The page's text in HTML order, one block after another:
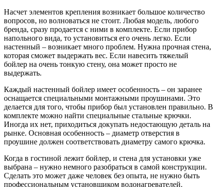
Насчет элементов крепления возникает большое количество
вопросов, но волноваться не стоит. Любая модель, любого
бренда, сразу продается с ними в комплекте. Если прибор
напольного вида, то установиться его очень легко. Если
настенный – возникает много проблем. Нужна прочная стена,
которая сможет выдержать вес. Если навесить тяжелый
бойлер на очень тонкую стену, она может просто не
выдержать.
Каждый настенный бойлер имеет особенность – он заранее
оснащается специальными монтажными проушинами. Это
делается для того, чтобы прибор был установлен правильно. В
комплекте можно найти специальные стальные крючки.
Иногда их нет, приходиться докупать недостающую деталь на
рынке. Основная особенность – диаметр отверстия в
проушине должен соответствовать диаметру самого крючка.
Когда в гостиной лежит бойлер, и стена для установки уже
выбрана – нужно немного разобраться в самой конструкции.
Сделать это может даже человек без опыта, не нужно быть
профессиональным установщиком водонагревателей.